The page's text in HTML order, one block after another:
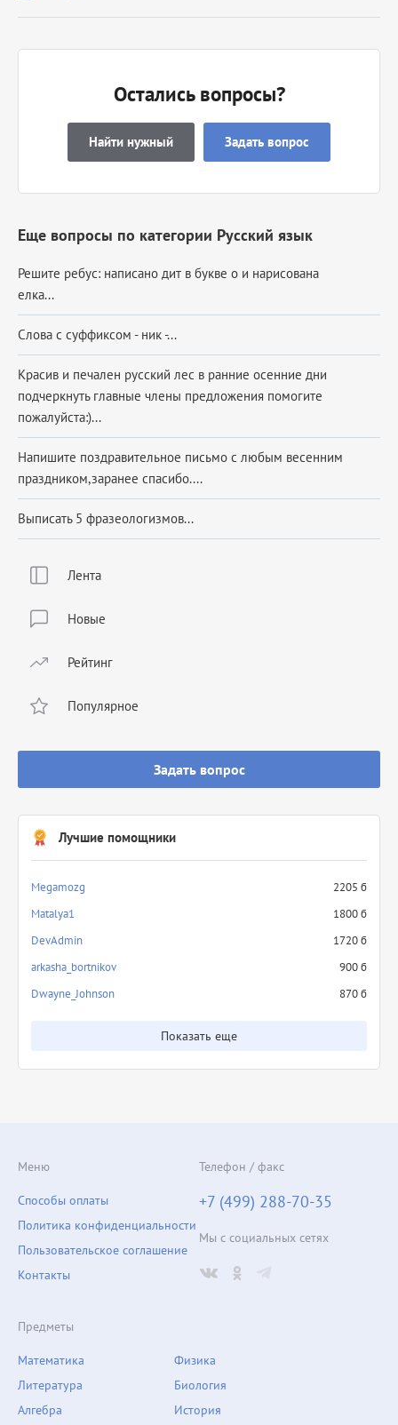
Лента
Новые
Рейтинг
Популярное
Задать вопрос
Лучшие помощники
Megamozg
2205 б
Matalya1
1800 б
DevAdmin
1720 б
arkasha_bortnikov
900 б
Dwayne_Johnson
870 б
Показать еще
Остались вопросы?
Найти нужный Задать вопрос
Еще вопросы по категории Русский язык
Решите ребус: написано дит в букве о и нарисована
елка...
Слова с суффиксом - ник -...
Красив и печален русский лес в ранние осенние дни
подчеркнуть главные члены предложения помогите
пожалуйста:)...
Напишите поздравительное письмо с любым весенним
праздником,заранее спасибо....
Выписать 5 фразеологизмов...
Предметы
Математика
Литература
Алгебра
Физика
Биология
История
Меню
Способы оплаты
Политика конфиденциальности
Пользовательское соглашение
Контакты
Телефон / факс
+7 (499) 288-70-35
Мы с социальных сетях